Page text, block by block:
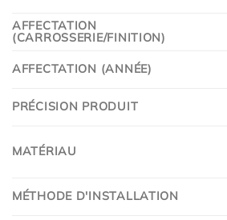
AFFECTATION
(CARROSSERIE/FINITION)
AFFECTATION (ANNÉE)
PRÉCISION PRODUIT
MATÉRIAU
MÉTHODE D'INSTALLATION